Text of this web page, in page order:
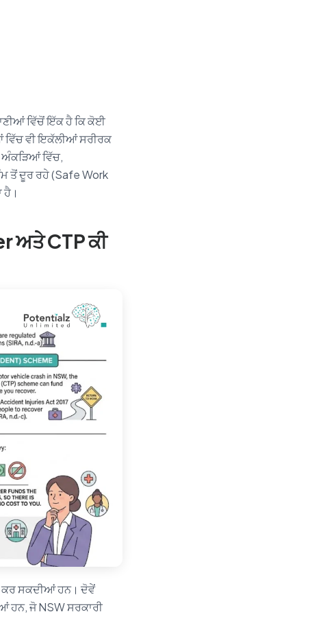
ਵਿੱਚੋਂ ਇੱਕ ਹੈ ਕਿ ਕੋਈ
ਵਿੱਚ ਵੀ ਇਕੱਲੀਆਂ ਸਰੀਰਕ
ਅੰਕੜਿਆਂ ਵਿੱਚ,
ਤੋਂ ਦੂਰ ਰਹੇ (Safe Work
ਹੈ।
ਅਤੇ CTP ਕੀ
ਕਰ ਸਕਦੀਆਂ ਹਨ। ਦੋਵੇਂ
ਹਨ, ਜੋ NSW ਸਰਕਾਰੀ